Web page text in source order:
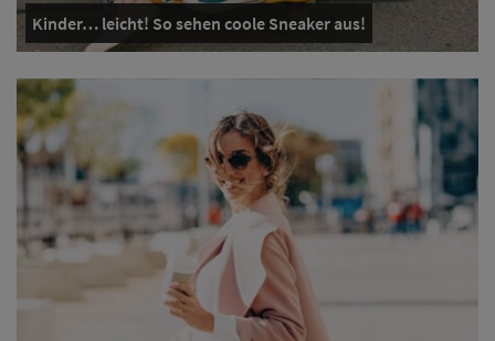
Kinder… leicht! So sehen coole Sneaker aus!